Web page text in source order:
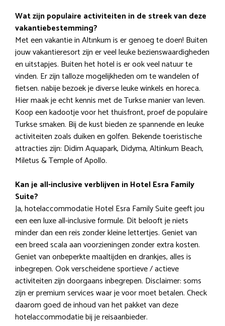
Wat zijn populaire activiteiten in de streek van deze
vakantiebestemming?
Met een vakantie in Altınkum is er genoeg te doen! Buiten
jouw vakantieresort zijn er veel leuke bezienswaardigheden
en uitstapjes. Buiten het hotel is er ook veel natuur te
vinden. Er zijn talloze mogelijkheden om te wandelen of
fietsen. nabije bezoek je diverse leuke winkels en horeca.
Hier maak je echt kennis met de Turkse manier van leven.
Koop een kadootje voor het thuisfront, proef de populaire
Turkse smaken. Bij de kust bieden ze spannende en leuke
activiteiten zoals duiken en golfen. Bekende toeristische
attracties zijn: Didim Aquapark, Didyma, Altinkum Beach,
Miletus & Temple of Apollo.
Kan je all-inclusive verblijven in Hotel Esra Family
Suite?
Ja, hotelaccommodatie Hotel Esra Family Suite geeft jou
een een luxe all-inclusive formule. Dit belooft je niets
minder dan een reis zonder kleine lettertjes. Geniet van
een breed scala aan voorzieningen zonder extra kosten.
Geniet van onbeperkte maaltijden en drankjes, alles is
inbegrepen. Ook verscheidene sportieve / actieve
activiteiten zijn doorgaans inbegrepen. Disclaimer: soms
zijn er premium services waar je voor moet betalen. Check
daarom goed de inhoud van het pakket van deze
hotelaccommodatie bij je reisaanbieder.